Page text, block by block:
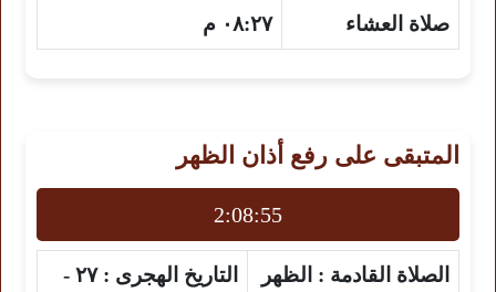
صلاة العشاء ٠٨:٢٧ م
المتبقى على رفع أذان الظهر
2:08:54
الصلاة القادمة : الظهر التاريخ الهجرى :
٢٧ -